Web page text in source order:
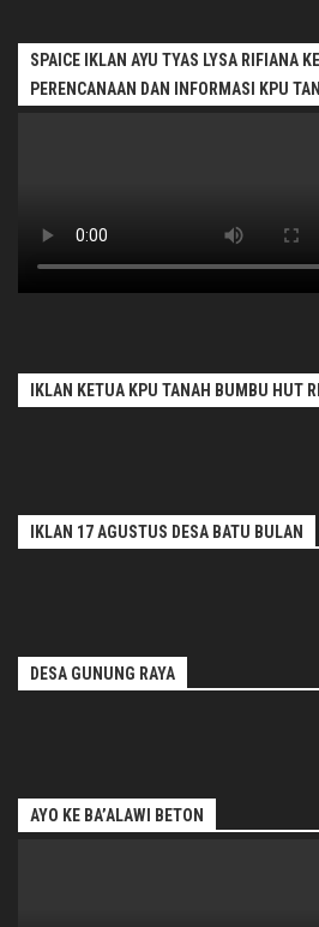
SPAICE IKLAN AYU TYAS LYSA RIFIANA
PERENCANAAN DAN INFORMASI KPU
IKLAN KETUA KPU TANAH BUMBU HUT
IKLAN 17 AGUSTUS DESA BATU BULAN
DESA GUNUNG RAYA
AYO KE BA’ALAWI BETON